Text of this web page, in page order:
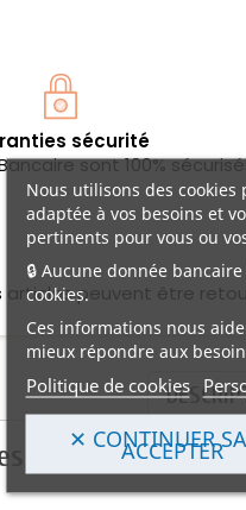
sécurité
sont 100%
articles peuvent être
courtes :
Nous utilisons des
adaptée à vos besoins et
pertinents pour vous ou
🔒 Aucune donnée
cookies.
Ces informations nous
mieux répondre aux
Politique de cookies
✕ CONTINUER
ACCEPTER